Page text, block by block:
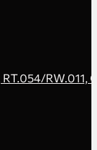
RT.054/